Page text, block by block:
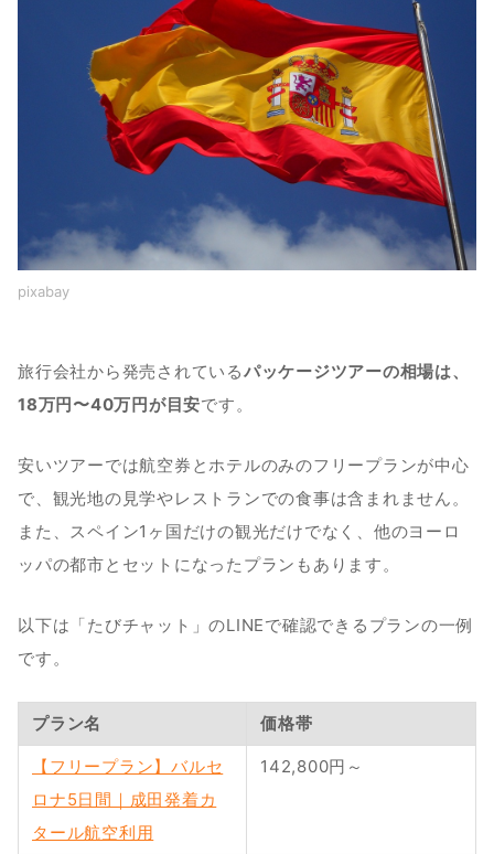
pixabay
旅行会社から発売されているパッケージツアーの相場は、
18万円〜40万円が目安です。
安いツアーでは航空券とホテルのみのフリープランが中心
で、観光地の見学やレストランでの食事は含まれません。
また、スペイン1ヶ国だけの観光だけでなく、他のヨーロ
ッパの都市とセットになったプランもあります。
以下は「たびチャット」のLINEで確認できるプランの一例
です。
プラン名 価格帯
【フリープラン】バルセ
ロナ5日間｜成田発着カ
タール航空利用
142,800円～